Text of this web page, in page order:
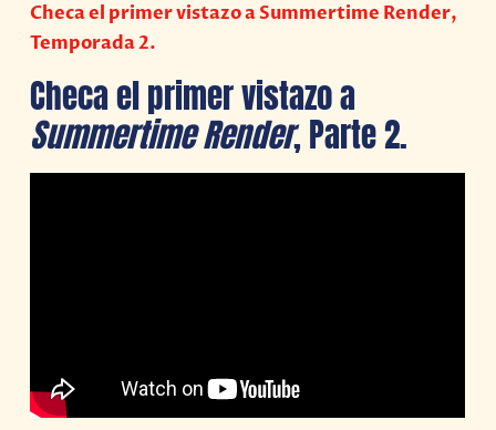
Checa el primer vistazo a Summertime Render,
Temporada 2.
Checa el primer vistazo a
Summertime Render, Parte 2.